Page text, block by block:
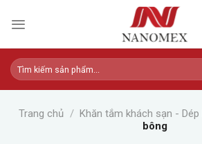
Tìm
kiếm:
Trang chủ / Khăn tắm khách sạn - Dép
bông